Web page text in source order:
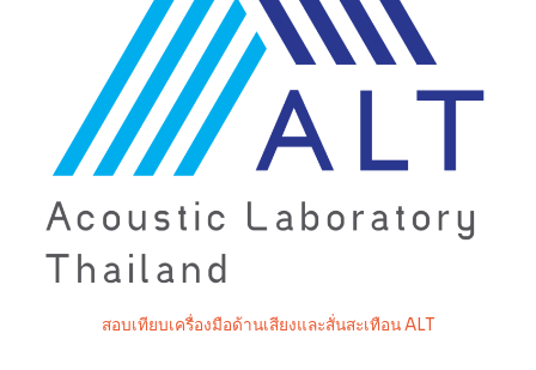
สอบเทียบเครื่องมือด้านเสียงและสั่นสะเทือน ALT